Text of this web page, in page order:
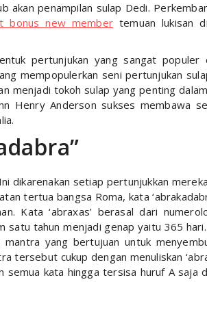
akan penampilan sulap Dedi.
bonus new member temuan lukisan
pertunjukan yang sangat populer
mempopulerkan seni pertunjukan
menjadi tokoh sulap yang penting
Henry Anderson sukses membawa
dikarenakan setiap pertunjukkan
tertua bangsa Roma, kata
Kata ‘abraxas’ berasal dari
satu tahun menjadi genap yaitu 365
mantra yang bertujuan untuk
tersebut cukup dengan menuliskan
kata hingga tersisa huruf A saja